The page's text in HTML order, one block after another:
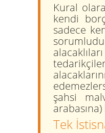
Kural
kendi
sadece
şahsi
Tek